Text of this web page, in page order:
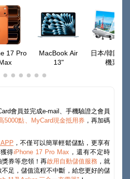
17 Pro
MacBook Air
13"
日本/韓國來
機票
會員並完成e-mail、手機驗證之會員
5000點、MyCard現金抵用券 ，再加碼
，不僅可以簡單輕鬆儲點，更享有
得iPhone 17 Pro Max ，還有不定時
券等您領！再啟用自動儲值服務 ，就
足，儲值流程不中斷，給您更好的儲